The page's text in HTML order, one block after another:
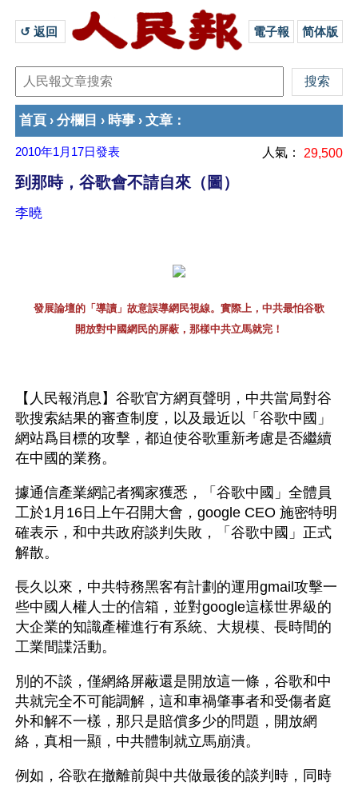
↺ 返回 電子報 简体版
首頁 › 分欄目 › 時事 › 文章 ：
2010年1月17日發表 人氣： 29,500
到那時，谷歌會不請自來（圖）
李曉
發展論壇的「導讀」故意誤導網民視線。實際上，中共最怕谷歌
開放對中國網民的屏蔽，那樣中共立馬就完！
【人民報消息】谷歌官方網頁聲明，中共當局對谷
歌搜索結果的審查制度，以及最近以「谷歌中國」
網站爲目標的攻擊，都迫使谷歌重新考慮是否繼續
在中國的業務。
據通信產業網記者獨家獲悉，「谷歌中國」全體員
工於1月16日上午召開大會，google CEO 施密特明
確表示，和中共政府談判失敗，「谷歌中國」正式
解散。
長久以來，中共特務黑客有計劃的運用gmail攻擊一
些中國人權人士的信箱，並對google這樣世界級的
大企業的知識產權進行有系統、大規模、長時間的
工業間諜活動。
別的不談，僅網絡屏蔽還是開放這一條，谷歌和中
共就完全不可能調解，這和車禍肇事者和受傷者庭
外和解不一樣，那只是賠償多少的問題，開放網
絡，真相一顯，中共體制就立馬崩潰。
例如，谷歌在撤離前與中共做最後的談判時，同時